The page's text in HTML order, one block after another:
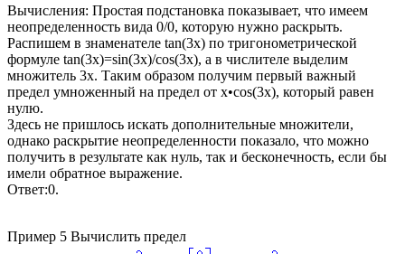
Вычисления: Простая подстановка показывает, что имеем
неопределенность вида 0/0, которую нужно раскрыть.
Распишем в знаменателе tan(3x) по тригонометрической
формуле tan(3x)=sin(3x)/cos(3x), а в числителе выделим
множитель 3x. Таким образом получим первый важный
предел умноженный на предел от x•cos(3x), который равен
нулю.
Здесь не пришлось искать дополнительные множители,
однако раскрытие неопределенности показало, что можно
получить в результате как нуль, так и бесконечность, если бы
имели обратное выражение.
Ответ:0.
Пример 5 Вычислить предел